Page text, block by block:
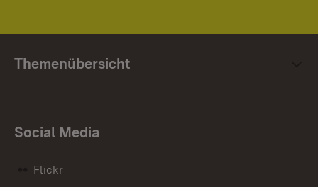
Themenübersicht
Social Media
Flickr